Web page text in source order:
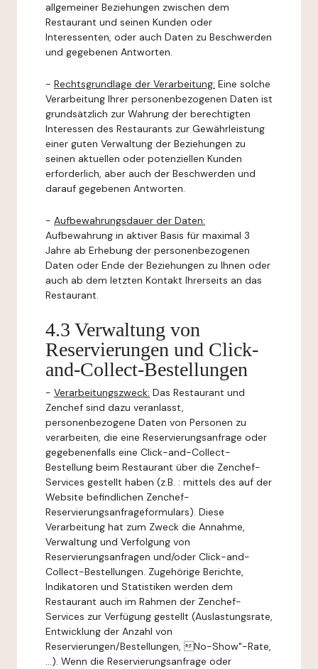
allgemeiner Beziehungen zwischen dem
Restaurant und seinen Kunden oder
Interessenten, oder auch Daten zu Beschwerden
und gegebenen Antworten.
- Rechtsgrundlage der Verarbeitung: Eine solche
Verarbeitung Ihrer personenbezogenen Daten ist
grundsätzlich zur Wahrung der berechtigten
Interessen des Restaurants zur Gewährleistung
einer guten Verwaltung der Beziehungen zu
seinen aktuellen oder potenziellen Kunden
erforderlich, aber auch der Beschwerden und
darauf gegebenen Antworten.
- Aufbewahrungsdauer der Daten:
Aufbewahrung in aktiver Basis für maximal 3
Jahre ab Erhebung der personenbezogenen
Daten oder Ende der Beziehungen zu Ihnen oder
auch ab dem letzten Kontakt Ihrerseits an das
Restaurant.
4.3 Verwaltung von
Reservierungen und Click-
and-Collect-Bestellungen
- Verarbeitungszweck: Das Restaurant und
Zenchef sind dazu veranlasst,
personenbezogene Daten von Personen zu
verarbeiten, die eine Reservierungsanfrage oder
gegebenenfalls eine Click-and-Collect-
Bestellung beim Restaurant über die Zenchef-
Services gestellt haben (z.B. : mittels des auf der
Website befindlichen Zenchef-
Reservierungsanfrageformulars). Diese
Verarbeitung hat zum Zweck die Annahme,
Verwaltung und Verfolgung von
Reservierungsanfragen und/oder Click-and-
Collect-Bestellungen. Zugehörige Berichte,
Indikatoren und Statistiken werden dem
Restaurant auch im Rahmen der Zenchef-
Services zur Verfügung gestellt (Auslastungsrate,
Entwicklung der Anzahl von
Reservierungen/Bestellungen, No-Show"-Rate,
...). Wenn die Reservierungsanfrage oder